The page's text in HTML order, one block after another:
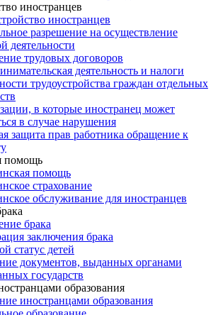
иностранцев
иностранцев
разрешение на осуществление
деятельности
трудовых договоров
деятельность и налоги
трудоустройства граждан отдельных
в которые иностранец может
в случае нарушения
защита прав работника обращение к
помощь
помощь
страхование
обслуживание для иностранцев
брака
заключения брака
статус детей
документов, выданных органами
государств
образования
иностранцами образования